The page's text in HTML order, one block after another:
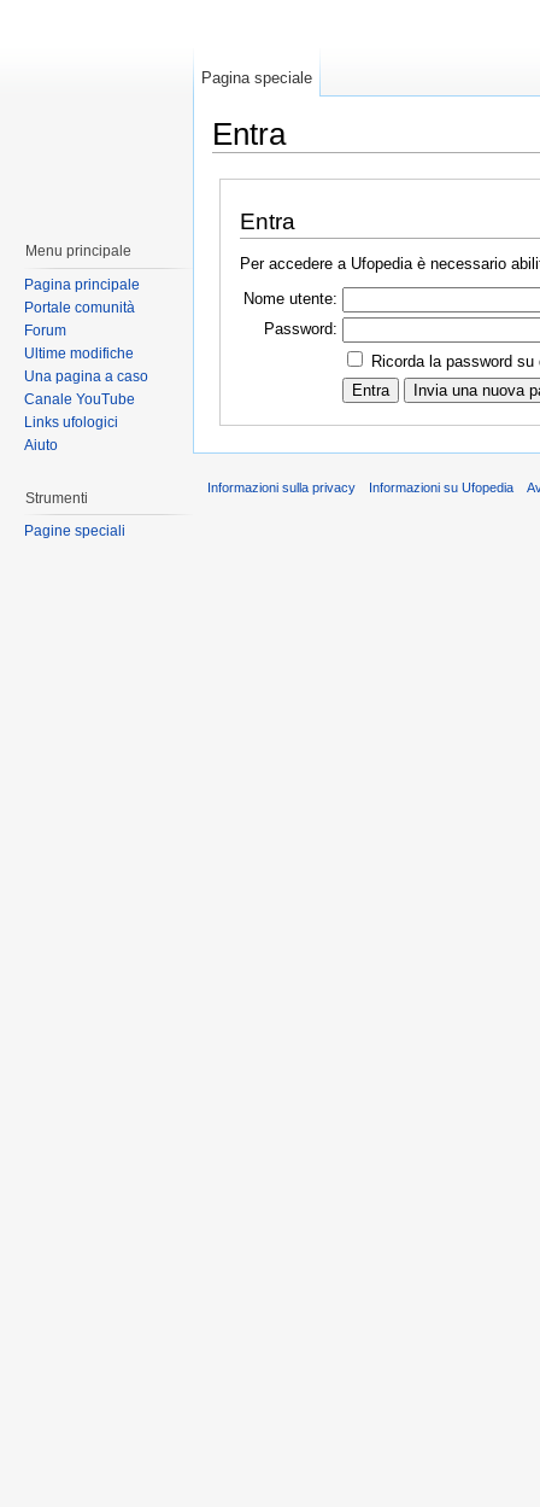
Entra
Entra
Per accedere a Ufopedia è necessario
Nome utente:
Password:
Ricorda la password
Pagina speciale
Menu principale
Pagina principale
Portale comunità
Forum
Ultime modifiche
Una pagina a caso
Canale YouTube
Links ufologici
Aiuto
Strumenti
Pagine speciali
Informazioni sulla privacy Informazioni su Ufopedia